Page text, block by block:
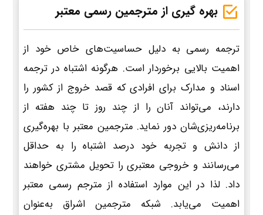
بهره گیری از مترجمین رسمی معتبر
ترجمه رسمی به دلیل حساسیت‌های خاص خود از
اهمیت بالایی برخوردار است. هرگونه اشتباه در ترجمه
اسناد و مدارک برای افرادی که قصد خروج از کشور را
دارند، می‌تواند آنان را از چند روز تا چند هفته از
برنامه‌ریزی‌شان دور نماید. مترجمین معتبر با بهره‌گیری
از دانش و تجربه خود درصد اشتباه را به حداقل
می‌رسانند و خروجی معتبری را تحویل مشتری خواهند
داد. لذا در این موارد استفاده از مترجم رسمی معتبر
اهمیت می‌یابد. شبکه مترجمین اشراق به‌عنوان